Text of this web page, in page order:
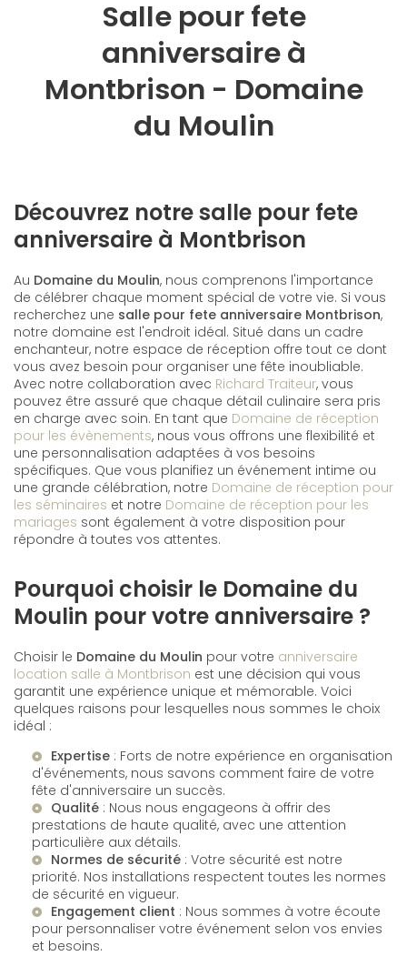
Salle pour fete
anniversaire à
Montbrison - Domaine
du Moulin
Découvrez notre salle pour fete
anniversaire à Montbrison
Au Domaine du Moulin, nous comprenons l'importance
de célébrer chaque moment spécial de votre vie. Si vous
recherchez une salle pour fete anniversaire Montbrison,
notre domaine est l'endroit idéal. Situé dans un cadre
enchanteur, notre espace de réception offre tout ce dont
vous avez besoin pour organiser une fête inoubliable.
Avec notre collaboration avec Richard Traiteur, vous
pouvez être assuré que chaque détail culinaire sera pris
en charge avec soin. En tant que Domaine de réception
pour les évènements, nous vous offrons une flexibilité et
une personnalisation adaptées à vos besoins
spécifiques. Que vous planifiez un événement intime ou
une grande célébration, notre Domaine de réception pour
les séminaires et notre Domaine de réception pour les
mariages sont également à votre disposition pour
répondre à toutes vos attentes.
Pourquoi choisir le Domaine du
Moulin pour votre anniversaire ?
Choisir le Domaine du Moulin pour votre anniversaire
location salle à Montbrison est une décision qui vous
garantit une expérience unique et mémorable. Voici
quelques raisons pour lesquelles nous sommes le choix
idéal :
Expertise : Forts de notre expérience en organisation
d'événements, nous savons comment faire de votre
fête d'anniversaire un succès.
Qualité : Nous nous engageons à offrir des
prestations de haute qualité, avec une attention
particulière aux détails.
Normes de sécurité : Votre sécurité est notre
priorité. Nos installations respectent toutes les normes
de sécurité en vigueur.
Engagement client : Nous sommes à votre écoute
pour personnaliser votre événement selon vos envies
et besoins.